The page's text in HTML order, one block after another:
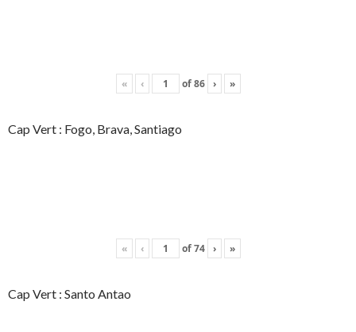
« ‹ of86 › »
Cap Vert : Fogo, Brava, Santiago
« ‹ of74 › »
Cap Vert : Santo Antao